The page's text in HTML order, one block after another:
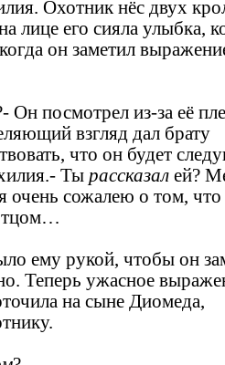
Охотник нёс двух
лице его сияла улыбка,
он заметил
посмотрел из-за её
взгляд дал брату
что он будет
Ты рассказал ей?
очень сожалею о том, что
ему рукой, чтобы он
Теперь ужасное
на сыне Диомеда,